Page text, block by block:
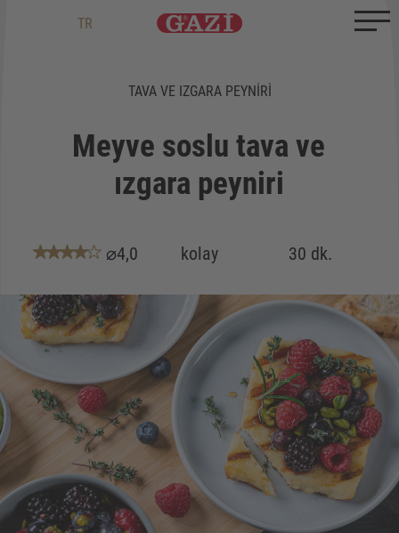
TR
TAVA VE IZGARA PEYNIRI
Meyve soslu tava ve
ızgara peyniri
⌀4,0 kolay 30 dk.